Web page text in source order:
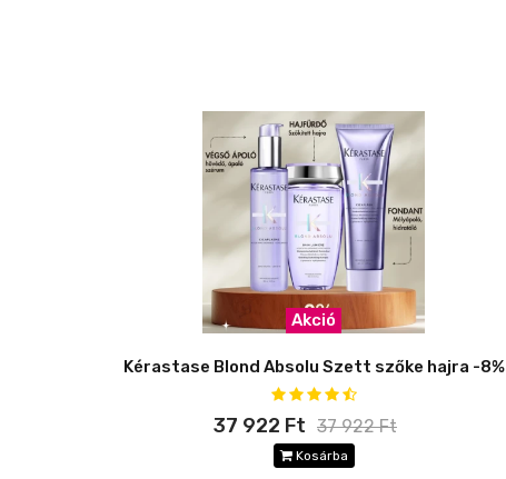
Akció
Kérastase Blond Absolu Szett szőke hajra -8%
37 922 Ft 37 922 Ft
Kosárba